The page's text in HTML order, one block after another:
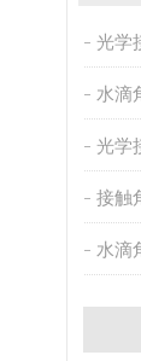
光学
水滴
光学
接触
水滴